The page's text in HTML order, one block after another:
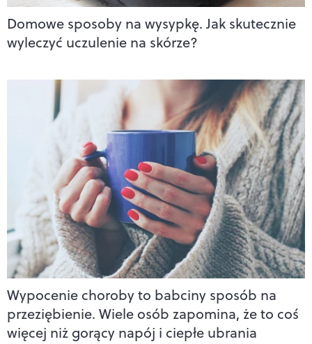
Domowe sposoby na wysypkę. Jak skutecznie
wyleczyć uczulenie na skórze?
Wypocenie choroby to babciny sposób na
przeziębienie. Wiele osób zapomina, że to coś
więcej niż gorący napój i ciepłe ubrania